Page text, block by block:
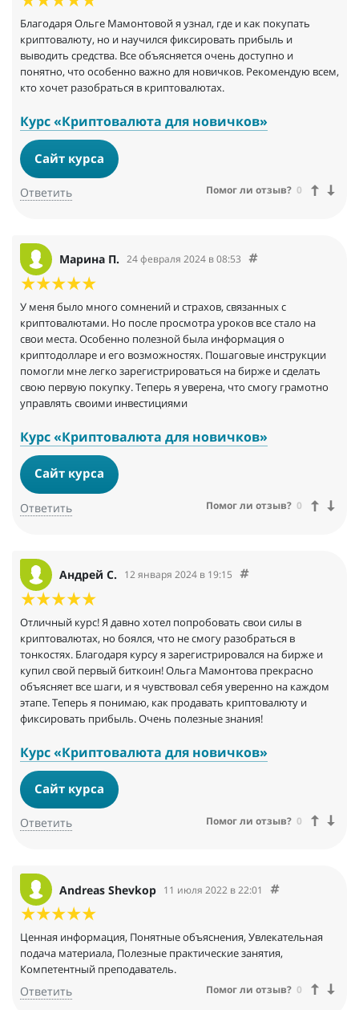
Благодаря Ольге Мамонтовой я узнал, где и как покупать
криптовалюту, но и научился фиксировать прибыль и
выводить средства. Все объясняется очень доступно и
понятно, что особенно важно для новичков. Рекомендую всем,
кто хочет разобраться в криптовалютах.
Курс «Криптовалюта для новичков»
Сайт курса
Ответить Помог ли отзыв? 0
Марина П. 24 февраля 2024 в 08:53
У меня было много сомнений и страхов, связанных с
криптовалютами. Но после просмотра уроков все стало на
свои места. Особенно полезной была информация о
криптодолларе и его возможностях. Пошаговые инструкции
помогли мне легко зарегистрироваться на бирже и сделать
свою первую покупку. Теперь я уверена, что смогу грамотно
управлять своими инвестициями
Курс «Криптовалюта для новичков»
Сайт курса
Ответить Помог ли отзыв? 0
Андрей С. 12 января 2024 в 19:15
Отличный курс! Я давно хотел попробовать свои силы в
криптовалютах, но боялся, что не смогу разобраться в
тонкостях. Благодаря курсу я зарегистрировался на бирже и
купил свой первый биткоин! Ольга Мамонтова прекрасно
объясняет все шаги, и я чувствовал себя уверенно на каждом
этапе. Теперь я понимаю, как продавать криптовалюту и
фиксировать прибыль. Очень полезные знания!
Курс «Криптовалюта для новичков»
Сайт курса
Ответить Помог ли отзыв? 0
Andreas Shevkop 11 июля 2022 в 22:01
Ценная информация, Понятные объяснения, Увлекательная
подача материала, Полезные практические занятия,
Компетентный преподаватель.
Ответить Помог ли отзыв? 0